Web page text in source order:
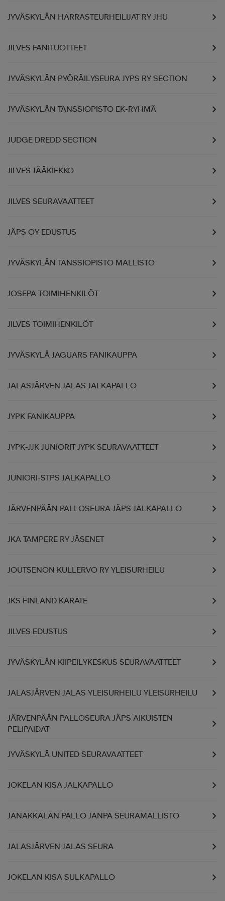
JYVÄSKYLÄN HARRASTEURHEILIJAT RY JHU
JILVES FANITUOTTEET
JYVÄSKYLÄN PYÖRÄILYSEURA JYPS RY SECTION
JYVÄSKYLÄN TANSSIOPISTO EK-RYHMÄ
JUDGE DREDD SECTION
JILVES JÄÄKIEKKO
JILVES SEURAVAATTEET
JÄPS OY EDUSTUS
JYVÄSKYLÄN TANSSIOPISTO MALLISTO
JOSEPA TOIMIHENKILÖT
JILVES TOIMIHENKILÖT
JYVÄSKYLÄ JAGUARS FANIKAUPPA
JALASJÄRVEN JALAS JALKAPALLO
JYPK FANIKAUPPA
JYPK-JJK JUNIORIT JYPK SEURAVAATTEET
JUNIORI-STPS JALKAPALLO
JÄRVENPÄÄN PALLOSEURA JÄPS JALKAPALLO
JKA TAMPERE RY JÄSENET
JOUTSENON KULLERVO RY YLEISURHEILU
JKS FINLAND KARATE
JILVES EDUSTUS
JYVÄSKYLÄN KIIPEILYKESKUS SEURAVAATTEET
JALASJÄRVEN JALAS YLEISURHEILU YLEISURHEILU
JÄRVENPÄÄN PALLOSEURA JÄPS AIKUISTEN
PELIPAIDAT
JYVÄSKYLÄ UNITED SEURAVAATTEET
JOKELAN KISA JALKAPALLO
JANAKKALAN PALLO JANPA SEURAMALLISTO
JALASJÄRVEN JALAS SEURA
JOKELAN KISA SULKAPALLO